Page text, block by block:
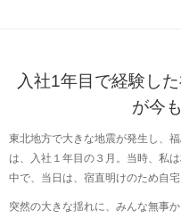
入社1年目で経験し
が今
東北地方で大きな地震が発生し、
は、入社１年目の３月。当時、私
中で、当日は、宿直明けのため自宅
突然の大きな揺れに、みんな無事